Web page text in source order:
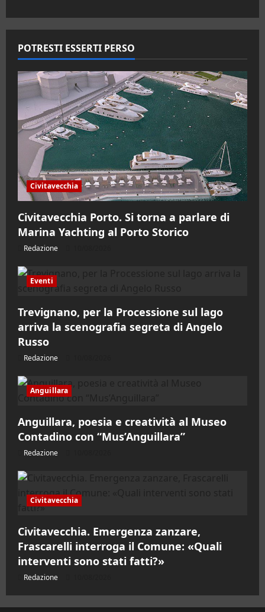
POTRESTI ESSERTI PERSO
Civitavecchia
Civitavecchia Porto. Si torna a parlare di
Marina Yachting al Porto Storico
Redazione
Eventi
Trevignano, per la Processione sul lago
arriva la scenografia segreta di Angelo
Russo
Redazione
Anguillara
Anguillara, poesia e creatività al Museo
Contadino con “Mus’Anguillara”
Redazione
Civitavecchia
Civitavecchia. Emergenza zanzare,
Frascarelli interroga il Comune: «Quali
interventi sono stati fatti?»
Redazione